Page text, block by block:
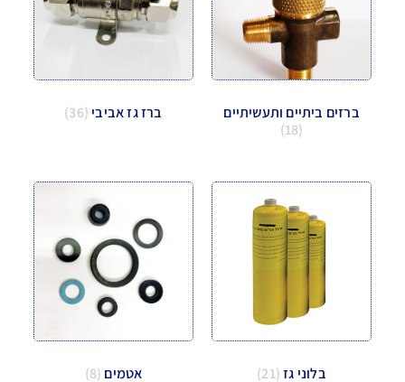
ברזים ביתיים ותעשיתיים
(18)
ברז גז אביבי (36)
בלוני גז(21) אטמים (8)